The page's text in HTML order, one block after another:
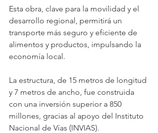
Esta obra, clave para la movilidad y el
desarrollo regional, permitirá un
transporte más seguro y eficiente de
alimentos y productos, impulsando la
economía local.
La estructura, de 15 metros de longitud
y 7 metros de ancho, fue construida
con una inversión superior a 850
millones, gracias al apoyo del Instituto
Nacional de Vías (INVIAS).